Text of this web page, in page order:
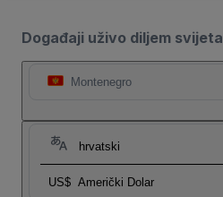
Događaji uživo diljem svijeta
Montenegro
hrvatski
US$ Američki Dolar